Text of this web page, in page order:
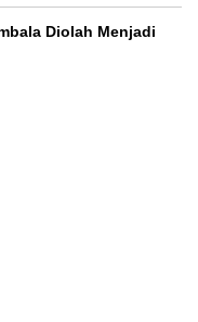
Diolah Menjadi